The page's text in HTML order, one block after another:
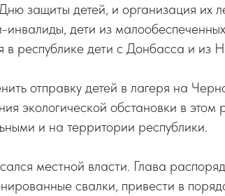
защиты детей, и организация их
инвалиды, дети из
республике дети с Донбасса и из
отправку детей в лагеря на
экологической обстановки в этом
и на территории республики.
местной власти. Глава
свалки, привести в